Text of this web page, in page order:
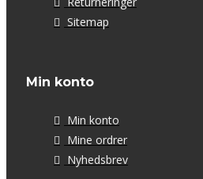
Sitemap
Min konto
Min konto
Mine ordrer
Nyhedsbrev